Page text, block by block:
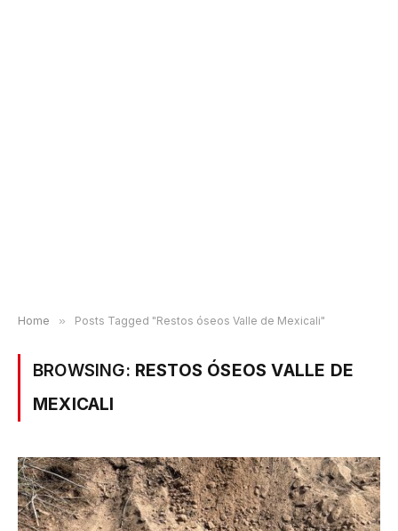
Home » Posts Tagged "Restos óseos Valle de Mexicali"
BROWSING: RESTOS ÓSEOS VALLE DE
MEXICALI